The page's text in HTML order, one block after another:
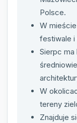
Polsce.
W
festiwale i
Sierpc ma
W
tereny
Znajduje